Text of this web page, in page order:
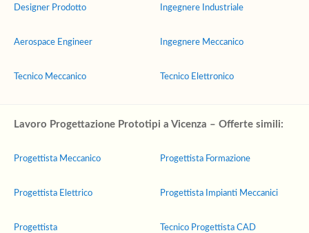
Designer Prodotto
Aerospace Engineer
Tecnico Meccanico
Ingegnere Industriale
Ingegnere Meccanico
Tecnico Elettronico
Lavoro Progettazione Prototipi a Vicenza – Offerte simili:
Progettista Meccanico
Progettista Elettrico
Progettista
Progettista Formazione
Progettista Impianti Meccanici
Tecnico Progettista CAD